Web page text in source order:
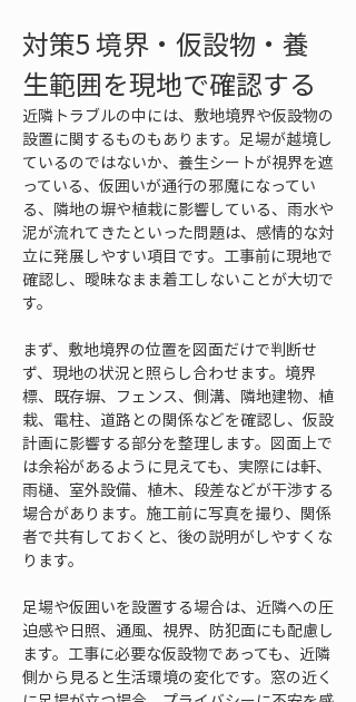
対策5 境界・仮設物・養
生範囲を現地で確認する
近隣トラブルの中には、敷地境界や仮設物の
設置に関するものもあります。足場が越境し
ているのではないか、養生シートが視界を遮
っている、仮囲いが通行の邪魔になってい
る、隣地の塀や植栽に影響している、雨水や
泥が流れてきたといった問題は、感情的な対
立に発展しやすい項目です。工事前に現地で
確認し、曖昧なまま着工しないことが大切で
す。
まず、敷地境界の位置を図面だけで判断せ
ず、現地の状況と照らし合わせます。境界
標、既存塀、フェンス、側溝、隣地建物、植
栽、電柱、道路との関係などを確認し、仮設
計画に影響する部分を整理します。図面上で
は余裕があるように見えても、実際には軒、
雨樋、室外設備、植木、段差などが干渉する
場合があります。施工前に写真を撮り、関係
者で共有しておくと、後の説明がしやすくな
ります。
足場や仮囲いを設置する場合は、近隣への圧
迫感や日照、通風、視界、防犯面にも配慮し
ます。工事に必要な仮設物であっても、近隣
側から見ると生活環境の変化です。窓の近く